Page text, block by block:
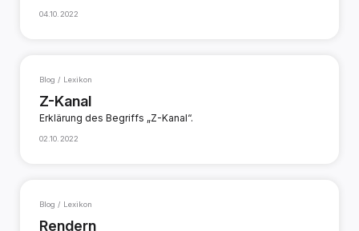
04.10.2022
Blog / Lexikon
Z-Kanal
Erklärung des Begriffs „Z-Kanal“.
02.10.2022
Blog / Lexikon
Rendern